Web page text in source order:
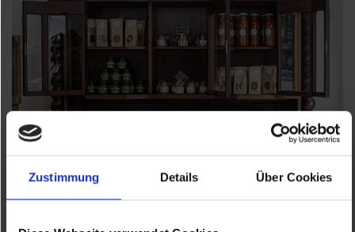
Zustimmung Details Über Cookies